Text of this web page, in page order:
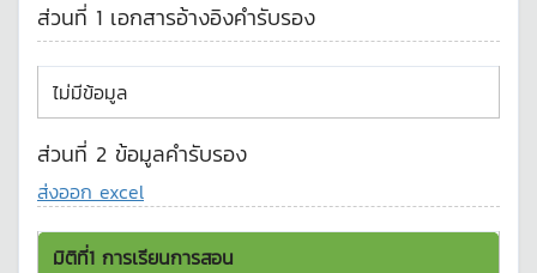
ส่วนที่ 1 เอกสารอ้างอิงคำรับรอง
ไม่มีข้อมูล
ส่วนที่ 2 ข้อมูลคำรับรอง
ส่งออก excel
มิติที่1 การเรียนการสอน